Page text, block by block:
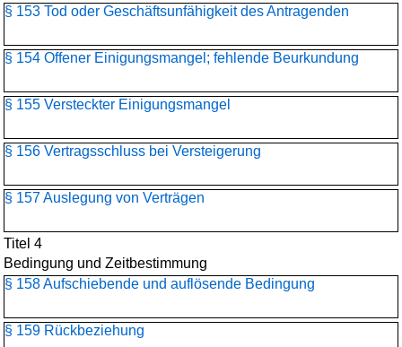
§ 153 Tod oder Geschäftsunfähigkeit des Antragenden
§ 154 Offener Einigungsmangel; fehlende Beurkundung
§ 155 Versteckter Einigungsmangel
§ 156 Vertragsschluss bei Versteigerung
§ 157 Auslegung von Verträgen
Titel 4
Bedingung und Zeitbestimmung
§ 158 Aufschiebende und auflösende Bedingung
§ 159 Rückbeziehung